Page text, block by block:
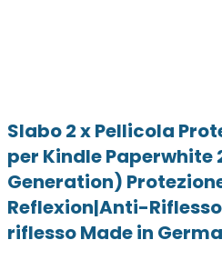
Slabo 2 x Pellicola
per Kindle Paperwhite
Generation)
Reflexion|Anti-
riflesso Made in